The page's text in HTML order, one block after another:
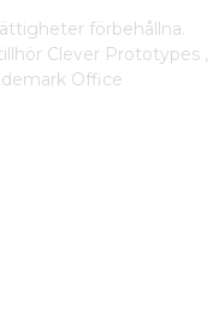
förbehållna.
Clever Prototypes ,
Office